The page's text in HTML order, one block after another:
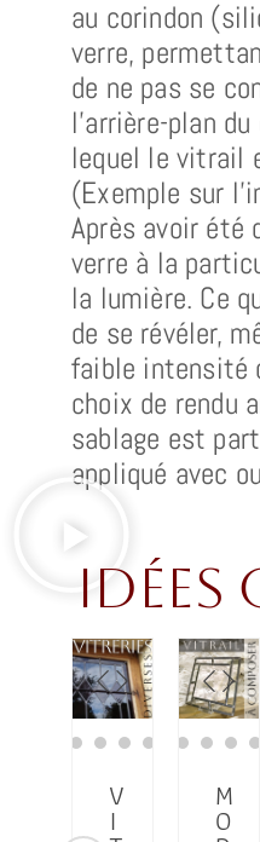
au corindon
verre,
de ne pas se
l’arrière-plan
lequel le vitrail
(Exemple sur
Après avoir été
verre à la
la lumière. Ce
de se révéler,
faible intensité
choix de rendu
sablage est
appliqué avec
idées
V
I
M
O